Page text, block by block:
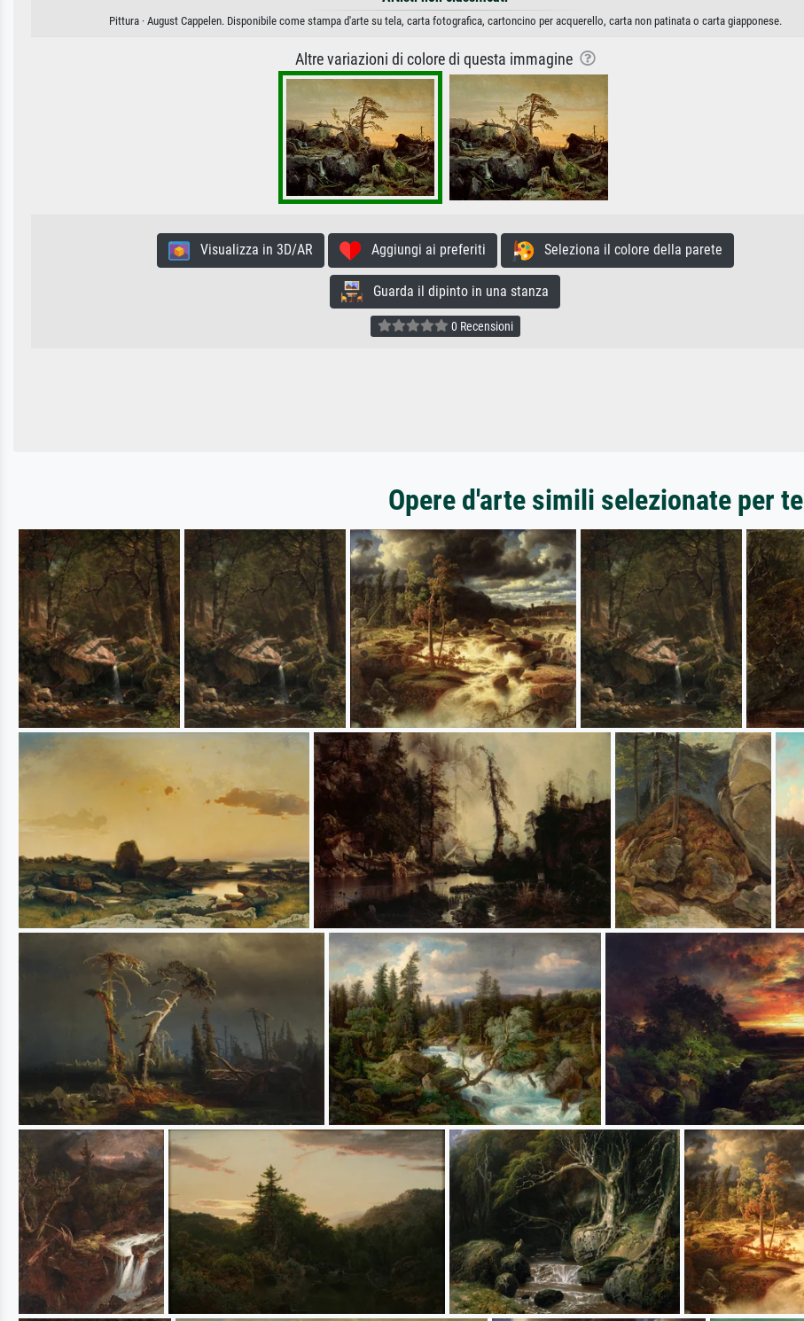
Pittura · August Cappelen. Disponibile come stampa d'arte su tela, carta fotografica, cartoncino per acquerello, carta non patinata o carta giapponese.
Altre variazioni di colore di questa immagine
Visualizza in 3D/AR Aggiungi ai preferiti Seleziona il colore della parete
Guarda il dipinto in una stanza
0 Recensioni
Opere d'arte simili selezionate per te